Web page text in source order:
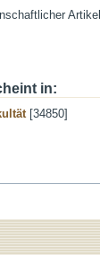
Artikel
in:
[34850]